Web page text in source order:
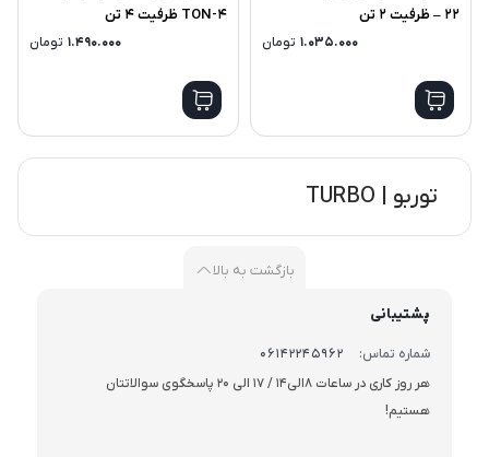
– 22 ظرفیت 2 تن
تومان 1.035.000
4-TON ظرفیت 4 تن
تومان 1.490.000
توربو | TURBO
بازگشت به بالا
پشتیبانی
شماره تماس:
06142245962
هر روز کاری در ساعات 8الی14 / 17 الی 20 پاسخگوی سوالاتتان
هستیم!